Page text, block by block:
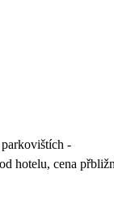
-
hotelu, cena